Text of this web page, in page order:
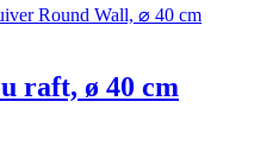
raft, ø 40 cm